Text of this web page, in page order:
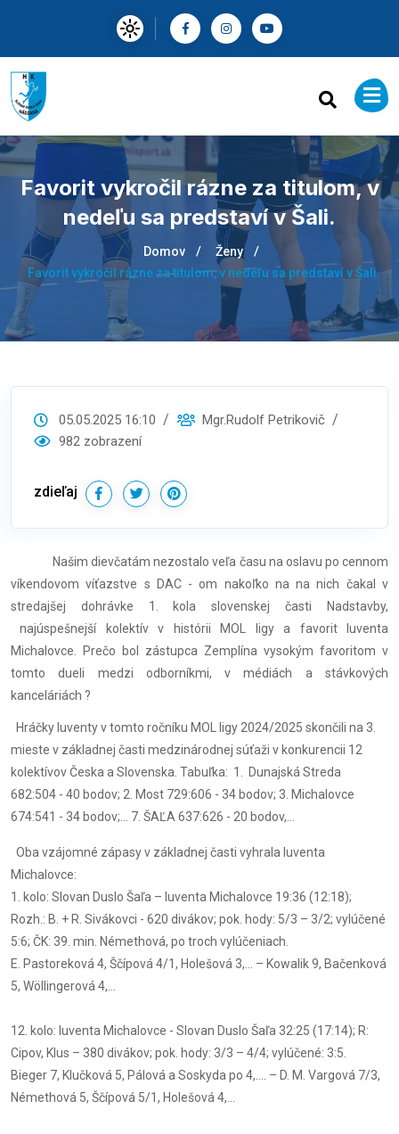
Favorit vykročil rázne za titulom, v
nedeľu sa predstaví v Šali.
Domov
Ženy
Favorit vykročil rázne za titulom, v nedeľu sa predstaví v Šali.
05.05.2025 16:10
Mgr.Rudolf Petrikovič
982 zobrazení
zdieľaj
Našim dievčatám nezostalo veľa času na oslavu po cennom
víkendovom víťazstve s DAC - om nakoľko na na nich čakal v
stredajšej dohrávke 1. kola slovenskej časti Nadstavby,
najúspešnejší kolektív v histórii MOL ligy a favorit Iuventa
Michalovce. Prečo bol zástupca Zemplína vysokým favoritom v
tomto dueli medzi odborníkmi, v médiách a stávkových
kanceláriách ?
Hráčky Iuventy v tomto ročníku MOL ligy 2024/2025 skončili na 3.
mieste v základnej časti medzinárodnej súťaži v konkurencii 12
kolektívov Česka a Slovenska. Tabuľka: 1. Dunajská Streda
682:504 - 40 bodov; 2. Most 729:606 - 34 bodov; 3. Michalovce
674:541 - 34 bodov;... 7. ŠAĽA 637:626 - 20 bodov,...
Oba vzájomné zápasy v základnej časti vyhrala Iuventa
Michalovce:
1. kolo: Slovan Duslo Šaľa – Iuventa Michalovce 19:36 (12:18);
Rozh.: B. + R. Sivákovci - 620 divákov; pok. hody: 5/3 – 3/2; vylúčené
5:6; ČK: 39. min. Némethová, po troch vylúčeniach.
E. Pastoreková 4, Ščípová 4/1, Holešová 3,... – Kowalik 9, Bačenková
5, Wöllingerová 4,...
12. kolo: Iuventa Michalovce - Slovan Duslo Šaľa 32:25 (17:14); R:
Cipov, Klus – 380 divákov; pok. hody: 3/3 – 4/4; vylúčené: 3:5.
Bieger 7, Klučková 5, Pálová a Soskyda po 4,.... – D. M. Vargová 7/3,
Némethová 5, Ščípová 5/1, Holešová 4,...